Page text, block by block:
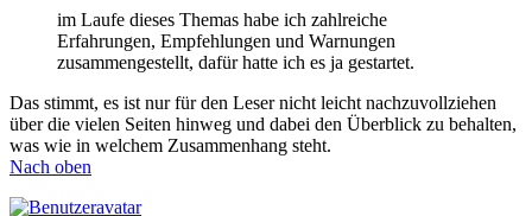
im Laufe dieses Themas habe ich zahlreiche
Erfahrungen, Empfehlungen und Warnungen
zusammengestellt, dafür hatte ich es ja gestartet.
Das stimmt, es ist nur für den Leser nicht leicht nachzuvollziehen
über die vielen Seiten hinweg und dabei den Überblick zu behalten,
was wie in welchem Zusammenhang steht.
Nach oben